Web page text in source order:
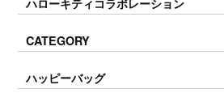
ハローキティコラボレーション
CATEGORY
ハッピーバッグ